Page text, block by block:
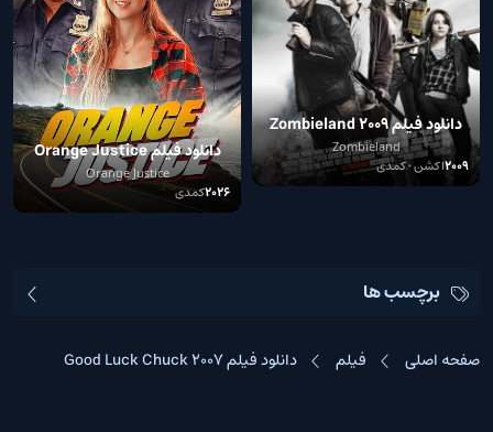
دانلود فیلم Zombieland 2009
Zombieland
2009اکشن • کمدی
دانلود فیلم Orange Justice
2026
Orange Justice
2026کمدی
برچسب ها
صفحه اصلی فیلم دانلود فیلم Good Luck Chuck 2007